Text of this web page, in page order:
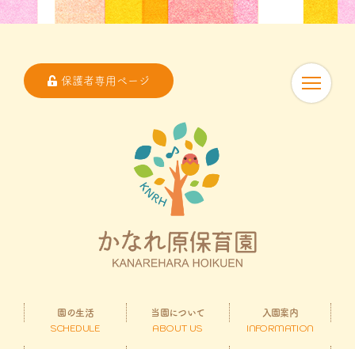
保護者専用ページ
園の生活
SCHEDULE
当園について
ABOUT US
入園案内
INFORMATION